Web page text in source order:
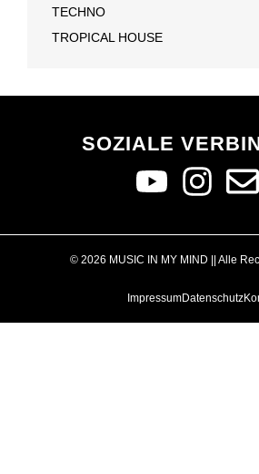
TECHNO
TROPICAL HOUSE
SOZIALE
© 2026 MUSIC IN MY MIND || Alle
ImpressumDatenschutz